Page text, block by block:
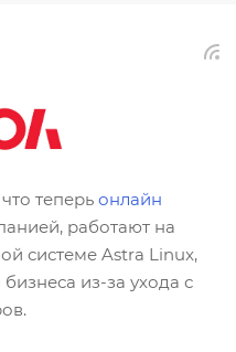
теперь онлайн
работают на
системе Astra Linux,
из-за ухода с